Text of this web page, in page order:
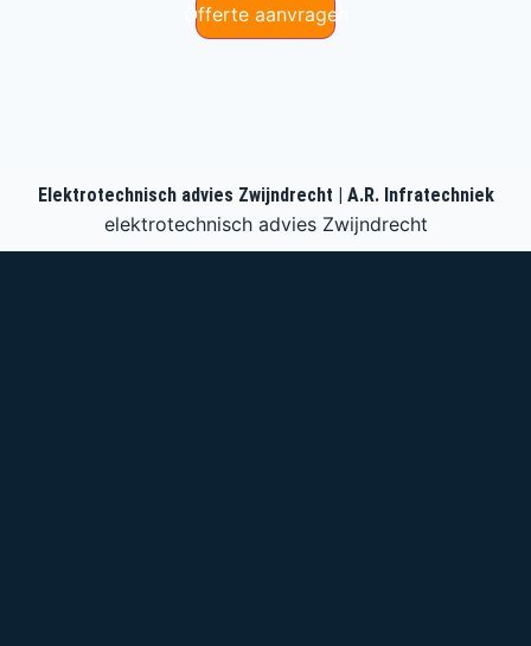
Offerte aanvragen
Elektrotechnisch advies Zwijndrecht | A.R. Infratechniek
elektrotechnisch advies Zwijndrecht